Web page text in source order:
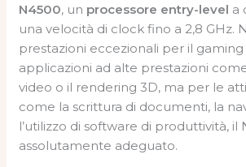
N4500, un processore entry-level a
una velocità di clock fino a 2,8 GHz.
prestazioni eccezionali per il
applicazioni ad alte prestazioni
video o il rendering 3D, ma per le
come la scrittura di documenti, la
l’utilizzo di software di produttività, il
assolutamente adeguato.